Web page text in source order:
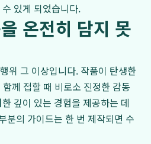
있게 되었습니다.
온전히 담지 못
위 그 이상입니다. 작품이 탄생한
께 접할 때 비로소 진정한 감동
깊이 있는 경험을 제공하는 데
분의 가이드는 한 번 제작되면 수